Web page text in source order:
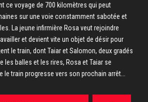
ce voyage de 700 kilomètres qui peut
sur une voie constamment sabotée et
La jeune infirmière Rosa veut rejoindre
et devient vite un objet de désir pour
le train, dont Taiar et Salomon, deux gradés
les balles et les rires, Rosa et Taiar se
le train progresse vers son prochain arrêt...